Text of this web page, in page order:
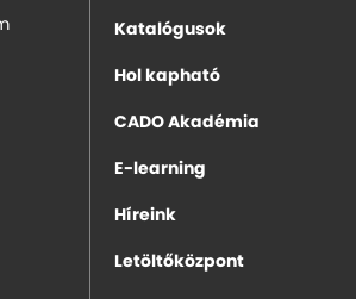
Katalógusok
Hol kapható
CADO Akadémia
E-learning
Híreink
Letöltőközpont